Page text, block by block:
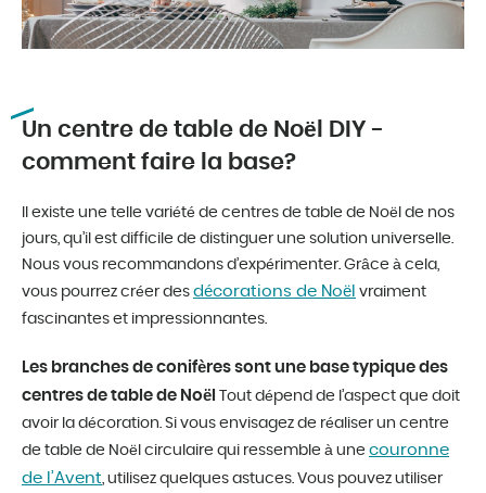
Un centre de table de Noël DIY -
comment faire la base?
Il existe une telle variété de centres de table de Noël de nos
jours, qu’il est difficile de distinguer une solution universelle.
Nous vous recommandons d’expérimenter. Grâce à cela,
vous pourrez créer des décorations de Noël vraiment
fascinantes et impressionnantes.
Les branches de conifères sont une base typique des
centres de table de Noël
Tout dépend de l’aspect que doit
avoir la décoration. Si vous envisagez de réaliser un centre
de table de Noël circulaire qui ressemble à une couronne
de l’Avent, utilisez quelques astuces. Vous pouvez utiliser